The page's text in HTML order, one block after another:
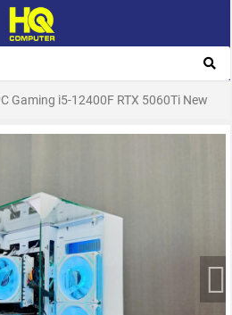
Gaming i5-12400F RTX 5060Ti New